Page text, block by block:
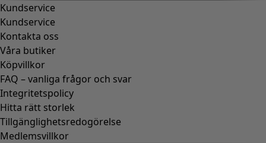
Kundservice
Kundservice
Kontakta oss
Våra butiker
Köpvillkor
FAQ – vanliga frågor och svar
Integritetspolicy
Hitta rätt storlek
Tillgänglighetsredogörelse
Medlemsvillkor